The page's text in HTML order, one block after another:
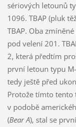
sériových letounů
1096. TBAP (pluk
TBAP. Oba
pod velení 201.
2, která předtím
první letoun typu
tedy ještě před
Protože tímto
v podobě
(Bear A), stal se